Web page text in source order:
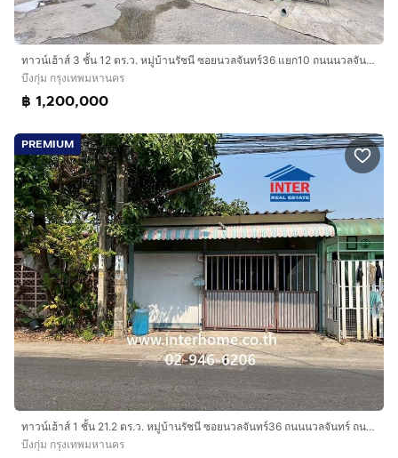
ทาวน์เฮ้าส์ 3 ชั้น 12 ตร.ว. หมู่บ้านรัชนี ซอยนวลจันทร์36 แยก10 ถนนนวลจันทร์ ถนนประดิษฐ์มนูธรรม เขตบึงกุ่ม กรุงเทพมหานคร
บึงกุ่ม กรุงเทพมหานคร
฿ 1,200,000
PREMIUM
ทาวน์เฮ้าส์ 1 ชั้น 21.2 ตร.ว. หมู่บ้านรัชนี ซอยนวลจันทร์36 ถนนนวลจันทร์ ถนนรามอินทรา ถนนเกษตร-นวมินทร์ เขตบึงกุ่ม กรุงเทพมหานคร
บึงกุ่ม กรุงเทพมหานคร